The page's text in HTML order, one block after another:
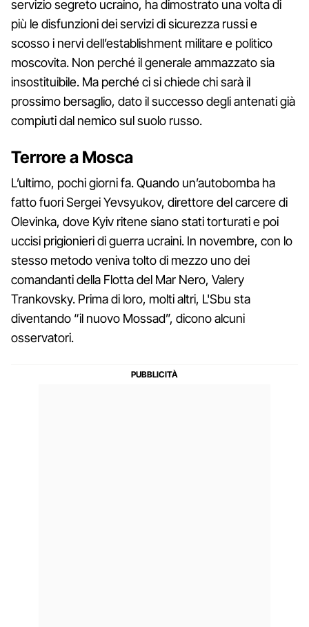
servizio segreto ucraino, ha dimostrato una volta di
più le disfunzioni dei servizi di sicurezza russi e
scosso i nervi dell’establishment militare e politico
moscovita. Non perché il generale ammazzato sia
insostituibile. Ma perché ci si chiede chi sarà il
prossimo bersaglio, dato il successo degli antenati già
compiuti dal nemico sul suolo russo.
Terrore a Mosca
L’ultimo, pochi giorni fa. Quando un’autobomba ha
fatto fuori Sergei Yevsyukov, direttore del carcere di
Olevinka, dove Kyiv ritene siano stati torturati e poi
uccisi prigionieri di guerra ucraini. In novembre, con lo
stesso metodo veniva tolto di mezzo uno dei
comandanti della Flotta del Mar Nero, Valery
Trankovsky. Prima di loro, molti altri, L'Sbu sta
diventando “il nuovo Mossad”, dicono alcuni
osservatori.